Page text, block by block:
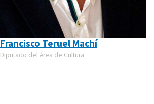
Francisco Teruel Machí
Diputado del Área de Cultura